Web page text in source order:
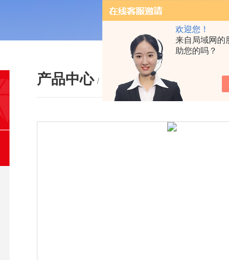
欢迎您！
来自局域网的
助您的吗？
产品中心 / PRODUCTS